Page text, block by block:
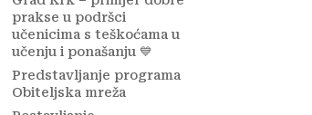
prakse u podršci
učenicima s teškoćama u
učenju i ponašanju 💙
Predstavljanje programa
Obiteljska mreža